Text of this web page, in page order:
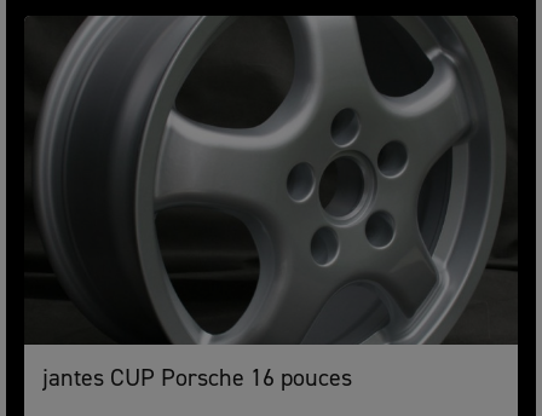
jantes CUP Porsche 16 pouces